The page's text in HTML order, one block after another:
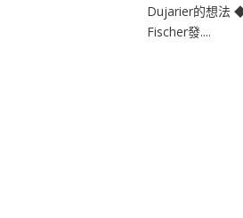
Dujarier的想法
Fischer發....